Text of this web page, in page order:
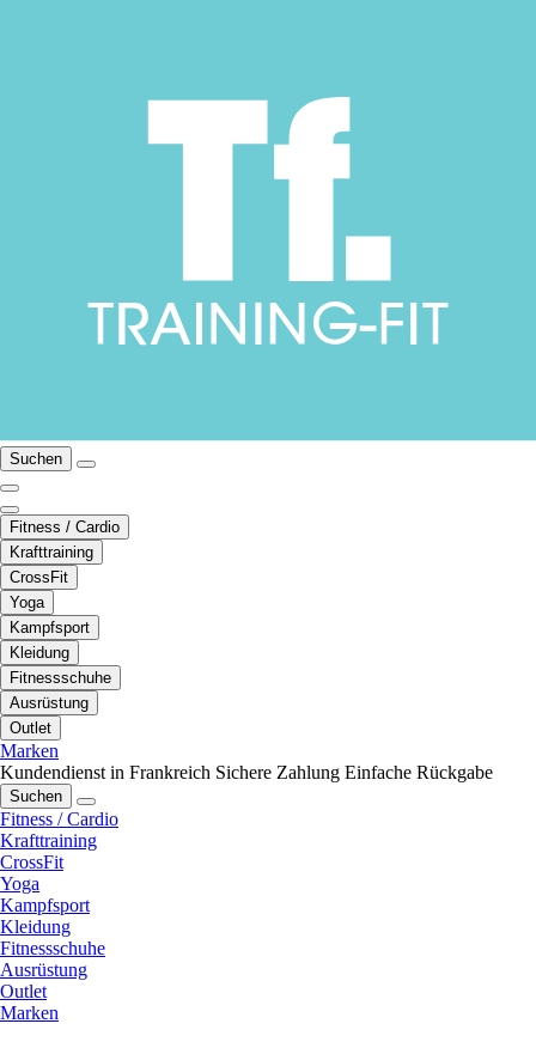
Suchen
Fitness / Cardio
Krafttraining
CrossFit
Yoga
Kampfsport
Kleidung
Fitnessschuhe
Ausrüstung
Outlet
Marken
Kundendienst in Frankreich Sichere Zahlung Einfache Rückgabe
Suchen
Fitness / Cardio
Krafttraining
CrossFit
Yoga
Kampfsport
Kleidung
Fitnessschuhe
Ausrüstung
Outlet
Marken